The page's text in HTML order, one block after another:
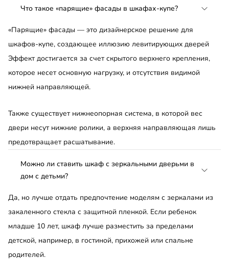
Что такое «парящие» фасады в шкафах-купе?
«Парящие» фасады — это дизайнерское решение для
шкафов-купе, создающее иллюзию левитирующих дверей
Эффект достигается за счет скрытого верхнего крепления,
которое несет основную нагрузку, и отсутствия видимой
нижней направляющей.
Также существует нижнеопорная система, в которой вес
двери несут нижние ролики, а верхняя направляющая лишь
предотвращает расшатывание.
Можно ли ставить шкаф с зеркальными дверьми в
дом с детьми?
Да, но лучше отдать предпочтение моделям с зеркалами из
закаленного стекла с защитной пленкой. Если ребенок
младше 10 лет, шкаф лучше разместить за пределами
детской, например, в гостиной, прихожей или спальне
родителей.